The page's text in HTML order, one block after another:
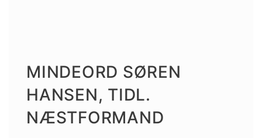
MINDEORD SØREN
HANSEN, TIDL.
NÆSTFORMAND